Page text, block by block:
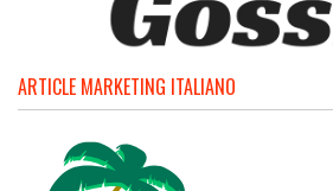
ARTICLE MARKETING ITALIANO